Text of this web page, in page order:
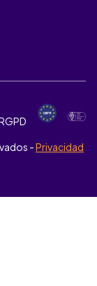
-Privacidad